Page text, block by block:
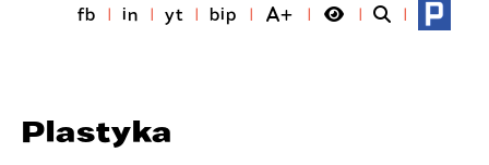
fb in yt bip
Plastyka